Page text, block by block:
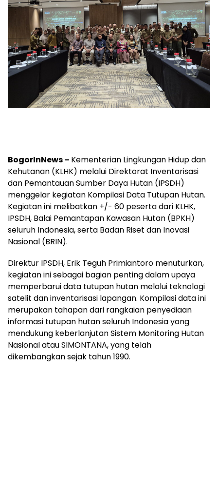
BogorInNews – Kementerian Lingkungan Hidup dan
Kehutanan (KLHK) melalui Direktorat Inventarisasi
dan Pemantauan Sumber Daya Hutan (IPSDH)
menggelar kegiatan Kompilasi Data Tutupan Hutan.
Kegiatan ini melibatkan +/- 60 peserta dari KLHK,
IPSDH, Balai Pemantapan Kawasan Hutan (BPKH)
seluruh Indonesia, serta Badan Riset dan Inovasi
Nasional (BRIN).
Direktur IPSDH, Erik Teguh Primiantoro menuturkan,
kegiatan ini sebagai bagian penting dalam upaya
memperbarui data tutupan hutan melalui teknologi
satelit dan inventarisasi lapangan. Kompilasi data ini
merupakan tahapan dari rangkaian penyediaan
informasi tutupan hutan seluruh Indonesia yang
mendukung keberlanjutan Sistem Monitoring Hutan
Nasional atau SIMONTANA, yang telah
dikembangkan sejak tahun 1990.